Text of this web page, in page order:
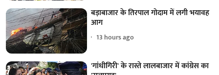
बड़ाबाजार के तिरपाल गोदाम में लगी भयावह
आग
13 hours ago
'गांधीगिरी' के रास्ते लालबाजार में कांग्रेस का